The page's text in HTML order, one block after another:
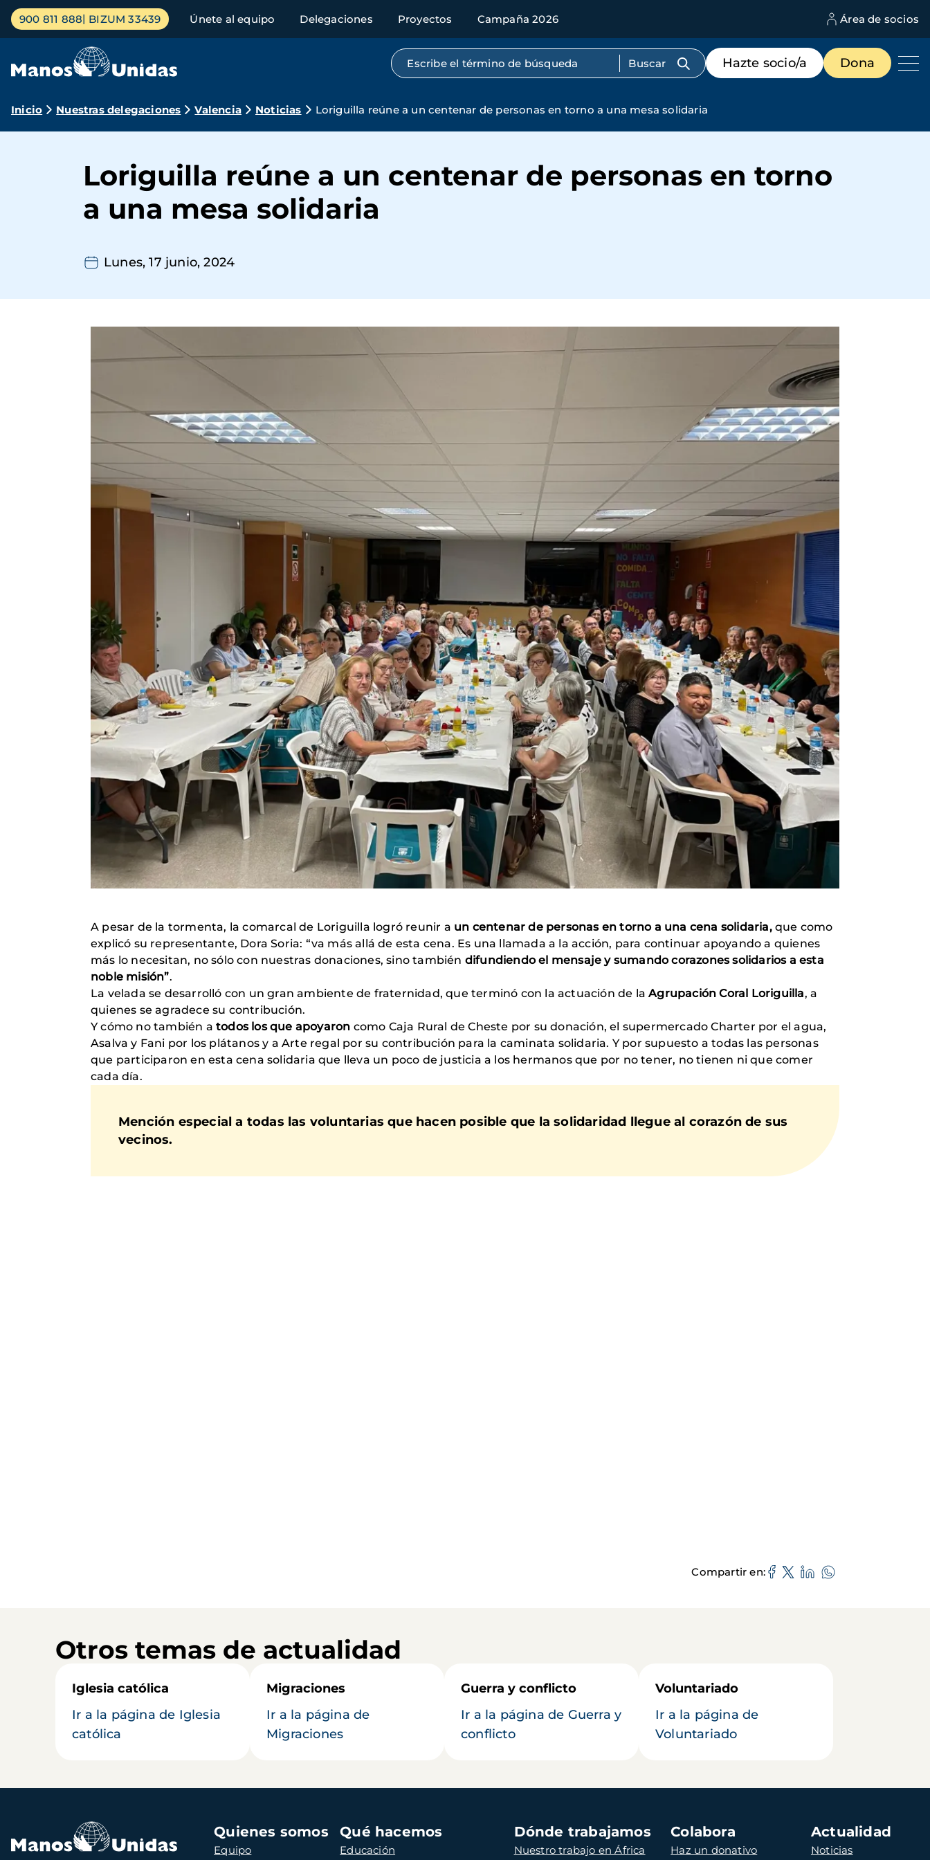
Pasar
contenido
Menú
principal
900 811 888 BIZUM 33439 Únete al equipo Delegaciones Proyectos Campaña 2026 Área de socios
Búsqueda por texto completo
Menú
de
destacados
Hazte socio/a Dona
Ruta
navegación
Inicio Nuestras delegaciones Valencia Noticias Loriguilla reúne a un centenar de personas en torno a una mesa solidaria
Loriguilla reúne a un centenar de personas en torno
a una mesa solidaria
Lunes, 17 junio, 2024
A pesar de la tormenta, la comarcal de Loriguilla logró reunir a un centenar de personas en torno a una cena solidaria,que como
explicó su representante, Dora Soria: “va más allá de esta cena. Es una llamada a la acción, para continuar apoyando a quienes
más lo necesitan, no sólo con nuestras donaciones, sino también difundiendo el mensaje y sumando corazones solidarios a esta
noble misión”.
La velada se desarrolló con un gran ambiente de fraternidad, que terminó con la actuación de laAgrupación Coral Loriguilla, a
quienes se agradece su contribución.
Y cómo no también a todos los que apoyaron como Caja Rural de Cheste por su donación, el supermercado Charter por el agua,
Asalva y Fani por los plátanos y a Arte regal por su contribución para la caminata solidaria. Y por supuesto a todas las personas
que participaron en esta cena solidaria que lleva un poco de justicia a los hermanos que por no tener, no tienen ni que comer
cada día.
Mención especial a todas las voluntarias que hacen posible que la solidaridad llegue al corazón de sus
vecinos.
Compartir en
Otros temas de actualidad
Iglesia católica
Ir a la página de Iglesia
católica
Migraciones
Ir a la página de
Migraciones
Guerra y conflicto
Ir a la página de Guerra y
conflicto
Voluntariado
Ir a la página de
Voluntariado
Navegación
principal
Quienes somos
Equipo
Qué hacemos
Educación
Dónde trabajamos
Nuestro trabajo en África
Colabora
Haz un donativo
Actualidad
Noticias